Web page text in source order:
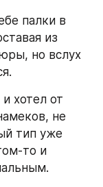
палки в
из
но вслух
хотел от
не
тип уже
то и